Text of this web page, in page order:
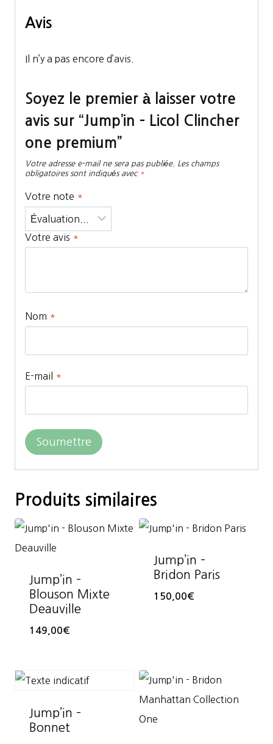
Avis
Il n’y a pas encore d’avis.
Soyez le premier à laisser votre
avis sur “Jump’in – Licol Clincher
one premium”
Votre adresse e-mail ne sera pas publiée.
Les champs
obligatoires sont indiqués avec *
Votre note *
Votre avis *
Nom *
E-mail *
Produits similaires
Jump’in –
Blouson Mixte
Deauville
149,00€
Jump’in –
Bridon Paris
150,00€
Jump’in –
Bonnet